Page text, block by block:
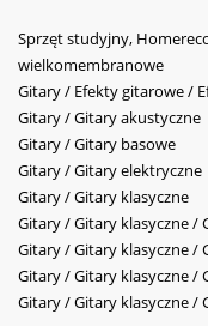
Sprzęt studyjny,
wielkomembranowe
Gitary / Efekty gitarowe /
Gitary / Gitary akustyczne
Gitary / Gitary basowe
Gitary / Gitary elektryczne
Gitary / Gitary klasyczne
Gitary / Gitary klasyczne /
Gitary / Gitary klasyczne /
Gitary / Gitary klasyczne /
Gitary / Gitary klasyczne /